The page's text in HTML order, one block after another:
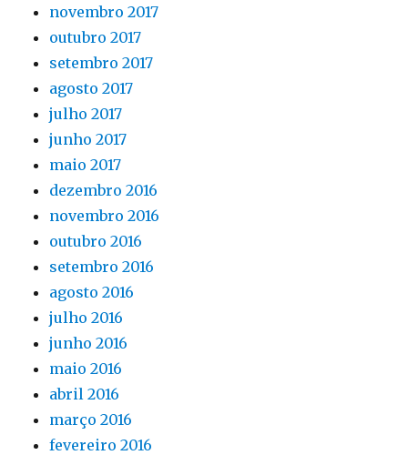
novembro 2017
outubro 2017
setembro 2017
agosto 2017
julho 2017
junho 2017
maio 2017
dezembro 2016
novembro 2016
outubro 2016
setembro 2016
agosto 2016
julho 2016
junho 2016
maio 2016
abril 2016
março 2016
fevereiro 2016